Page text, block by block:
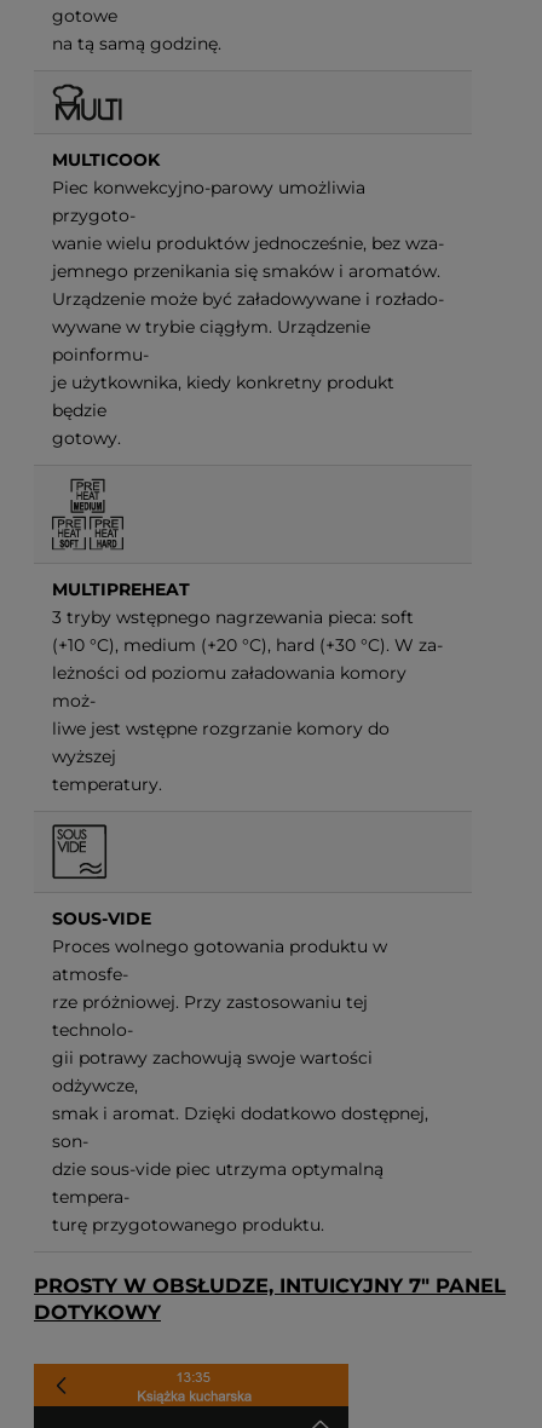
gotowe
na tą samą godzinę.
MULTICOOK
Piec konwekcyjno-parowy umożliwia
przygoto-
wanie wielu produktów jednocześnie, bez wza-
jemnego przenikania się smaków i aromatów.
Urządzenie może być załadowywane i rozłado-
wywane w trybie ciągłym. Urządzenie
poinformu-
je użytkownika, kiedy konkretny produkt
będzie
gotowy.
MULTIPREHEAT
3 tryby wstępnego nagrzewania pieca: soft
(+10 °C), medium (+20 °C), hard (+30 °C). W za-
leżności od poziomu załadowania komory
moż-
liwe jest wstępne rozgrzanie komory do
wyższej
temperatury.
SOUS-VIDE
Proces wolnego gotowania produktu w
atmosfe-
rze próżniowej. Przy zastosowaniu tej
technolo-
gii potrawy zachowują swoje wartości
odżywcze,
smak i aromat. Dzięki dodatkowo dostępnej,
son-
dzie sous-vide piec utrzyma optymalną
tempera-
turę przygotowanego produktu.
PROSTY W OBSŁUDZE, INTUICYJNY 7" PANEL
DOTYKOWY